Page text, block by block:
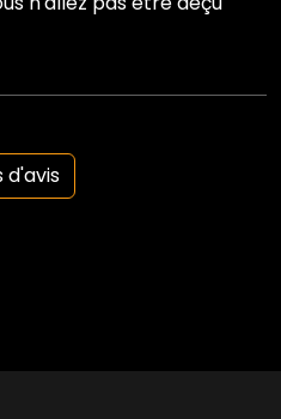
d'avis